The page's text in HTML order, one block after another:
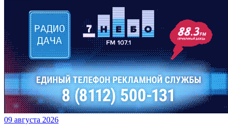
09 августа 2026